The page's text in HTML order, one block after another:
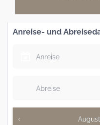
Anreise- und
August